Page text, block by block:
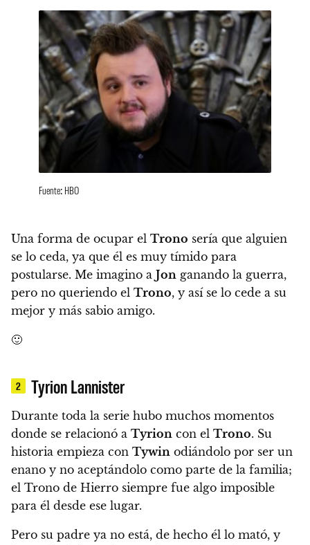
Fuente: HBO
Una forma de ocupar el Trono sería que alguien
se lo ceda, ya que él es muy tímido para
postularse. Me imagino a Jon ganando la guerra,
pero no queriendo el Trono, y así se lo cede a su
mejor y más sabio amigo.
🙂
2 Tyrion Lannister
Durante toda la serie hubo muchos momentos
donde se relacionó a Tyrion con el Trono. Su
historia empieza con Tywin odiándolo por ser un
enano y no aceptándolo como parte de la familia;
el Trono de Hierro siempre fue algo imposible
para él desde ese lugar.
Pero su padre ya no está, de hecho él lo mató, y